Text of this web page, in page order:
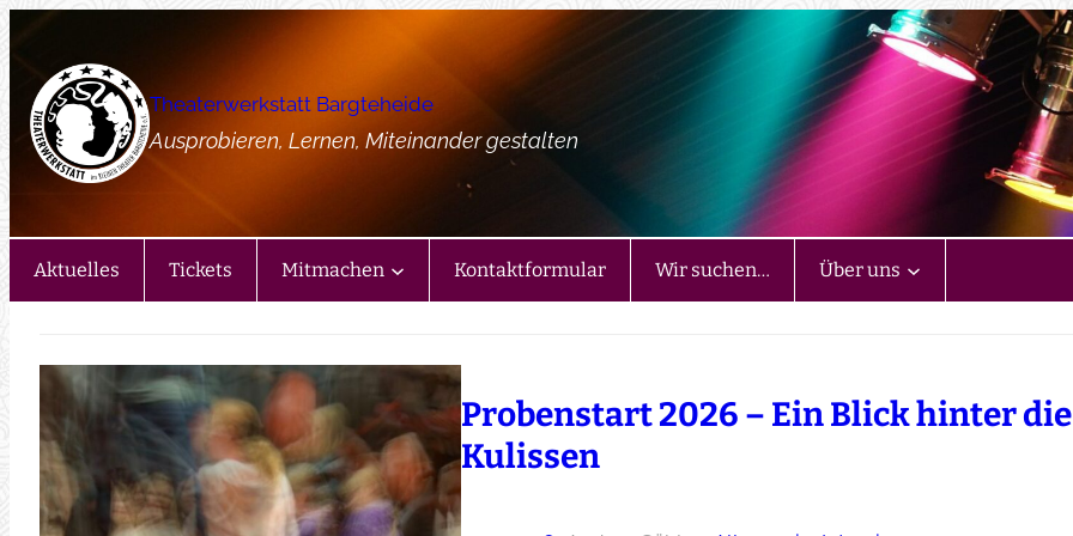
springen
Theaterwerkstatt Bargteheide
Ausprobieren, Lernen, Miteinander gestalten
Aktuelles Tickets Mitmachen Kontaktformular Wir suchen… Über uns
Probenstart 2026 – Ein Blick hinter die
Kulissen